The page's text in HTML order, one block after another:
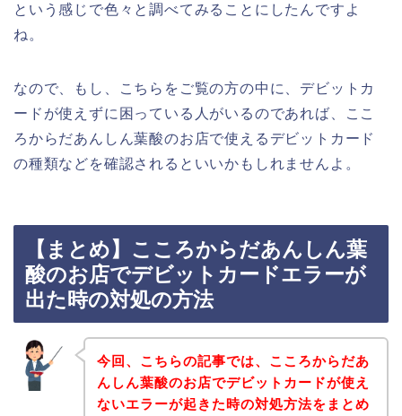
という感じで色々と調べてみることにしたんですよ
ね。
なので、もし、こちらをご覧の方の中に、デビットカ
ードが使えずに困っている人がいるのであれば、ここ
ろからだあんしん葉酸のお店で使えるデビットカード
の種類などを確認されるといいかもしれませんよ。
【まとめ】こころからだあんしん葉
酸のお店でデビットカードエラーが
出た時の対処の方法
今回、こちらの記事では、こころからだあ
んしん葉酸のお店でデビットカードが使え
ないエラーが起きた時の対処方法をまとめ